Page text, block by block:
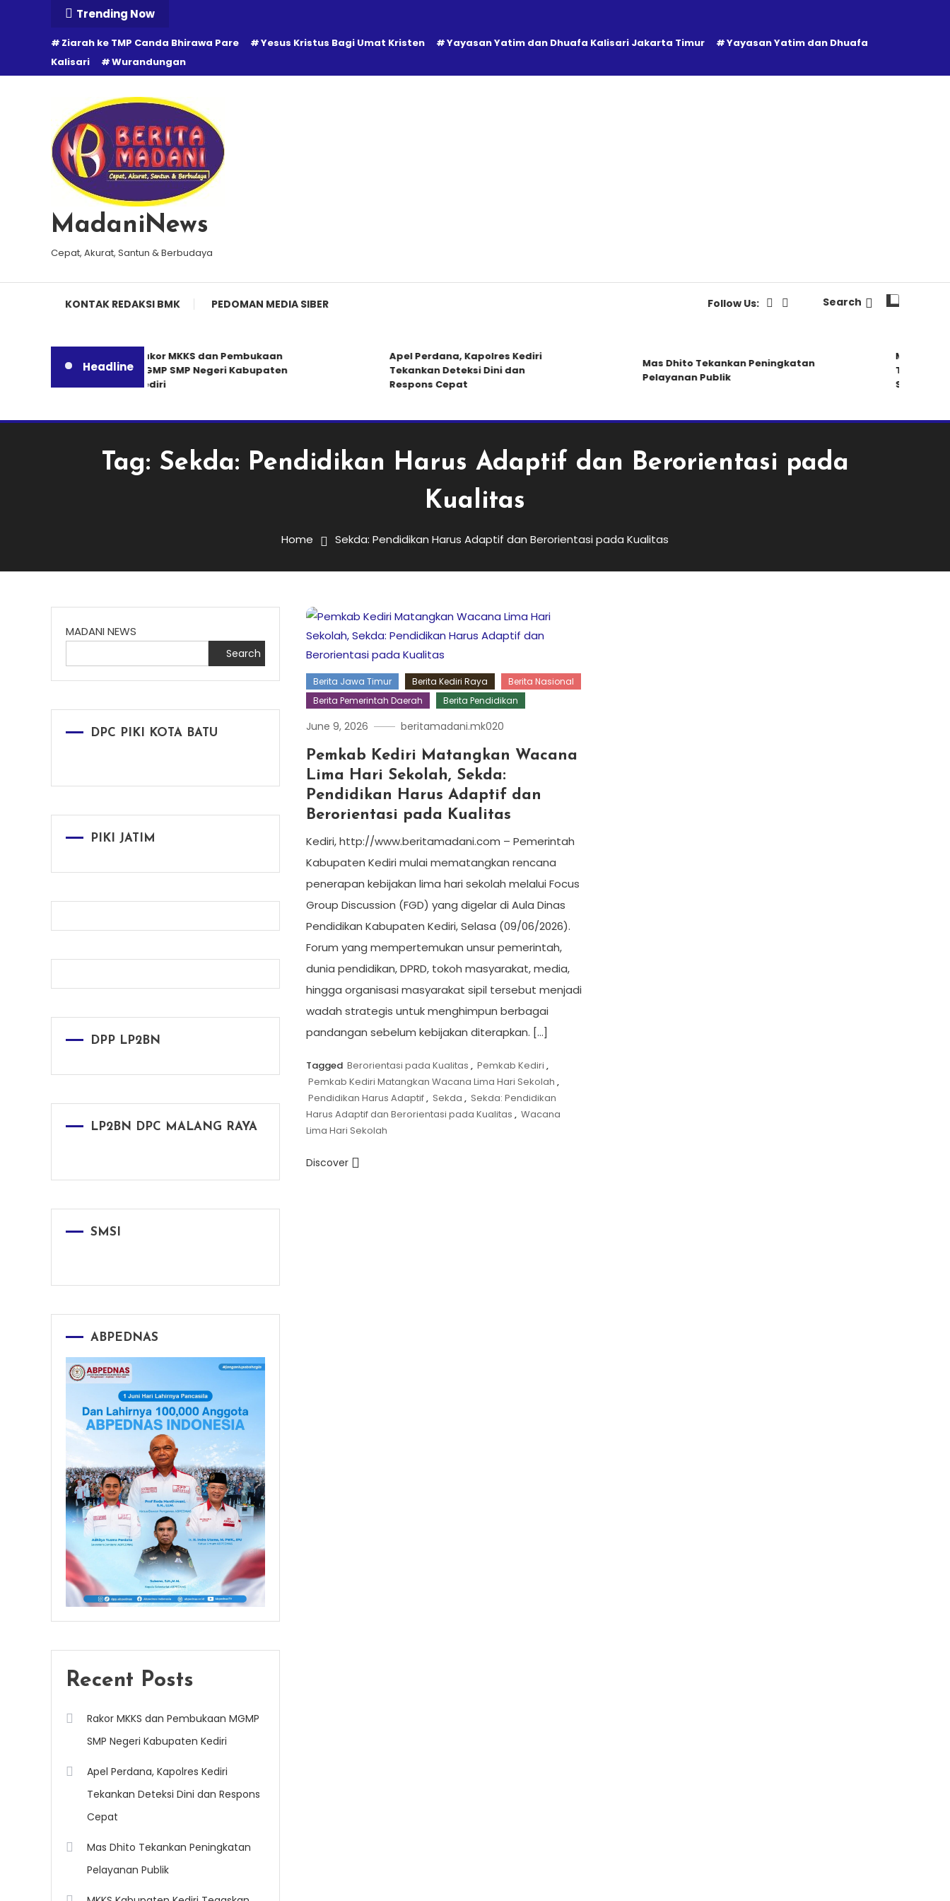
Trending Now
Ziarah ke TMP Canda Bhirawa Pare Yesus Kristus Bagi Umat Kristen Yayasan Yatim dan Dhuafa Kalisari Jakarta Timur
Yayasan Yatim dan Dhuafa
Kalisari
Wurandungan
MadaniNews
Cepat, Akurat, Santun & Berbudaya
KONTAK REDAKSI BMK PEDOMAN MEDIA SIBER Follow Us: Search
Headline
Rakor MKKS dan Pembukaan
MGMP SMP Negeri Kabupaten
Kediri
Apel Perdana, Kapolres Kediri
Tekankan Deteksi Dini dan
Respons Cepat
Mas Dhito Tekankan Peningkatan
Pelayanan Publik
MKKS
Tak Ada
Sertifikasi
Tag: Sekda: Pendidikan Harus Adaptif dan Berorientasi pada
Kualitas
Home Sekda: Pendidikan Harus Adaptif dan Berorientasi pada Kualitas
Berita Jawa Timur Berita Kediri Raya
Berita Nasional
Berita Pemerintah Daerah
Berita Pendidikan
June 9, 2026 beritamadani.mk020
Pemkab Kediri Matangkan Wacana
Lima Hari Sekolah, Sekda:
Pendidikan Harus Adaptif dan
Berorientasi pada Kualitas
Kediri, http://www.beritamadani.com – Pemerintah
Kabupaten Kediri mulai mematangkan rencana
penerapan kebijakan lima hari sekolah melalui Focus
Group Discussion (FGD) yang digelar di Aula Dinas
Pendidikan Kabupaten Kediri, Selasa (09/06/2026).
Forum yang mempertemukan unsur pemerintah,
dunia pendidikan, DPRD, tokoh masyarakat, media,
hingga organisasi masyarakat sipil tersebut menjadi
wadah strategis untuk menghimpun berbagai
pandangan sebelum kebijakan diterapkan. […]
Tagged Berorientasi pada Kualitas , Pemkab Kediri ,
Pemkab Kediri Matangkan Wacana Lima Hari Sekolah ,
Pendidikan Harus Adaptif, Sekda , Sekda: Pendidikan
Harus Adaptif dan Berorientasi pada Kualitas , Wacana
Lima Hari Sekolah
Discover
MADANI NEWS
Search
DPC PIKI KOTA BATU
PIKI JATIM
DPP LP2BN
LP2BN DPC MALANG RAYA
SMSI
ABPEDNAS
Recent Posts
Rakor MKKS dan Pembukaan MGMP
SMP Negeri Kabupaten Kediri
Apel Perdana, Kapolres Kediri
Tekankan Deteksi Dini dan Respons
Cepat
Mas Dhito Tekankan Peningkatan
Pelayanan Publik